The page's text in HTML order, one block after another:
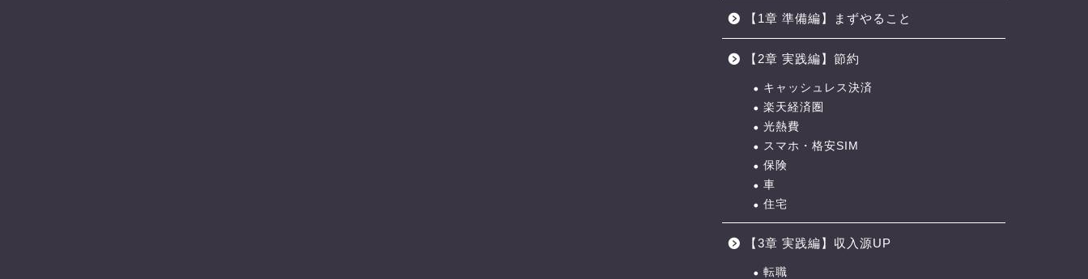
【1章 準備編】まずやること
【2章 実践編】節約
キャッシュレス決済
楽天経済圏
光熱費
スマホ・格安SIM
保険
車
住宅
【3章 実践編】収入源UP
転職